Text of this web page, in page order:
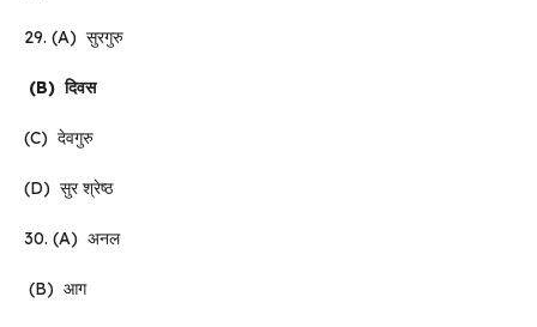
29. (A) सुरगुरु
(B)दिवस
(C) देवगुरु
(D) सुर श्रेष्ठ
30. (A) अनल
(B) आग